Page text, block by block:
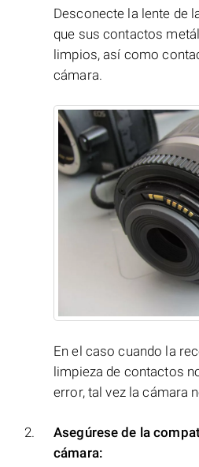
Desconecte la lente de
que sus contactos
limpios, así como
cámara.
En el caso cuando la
limpieza de contactos
error, tal vez la cámara
Asegúrese de la
cámara: